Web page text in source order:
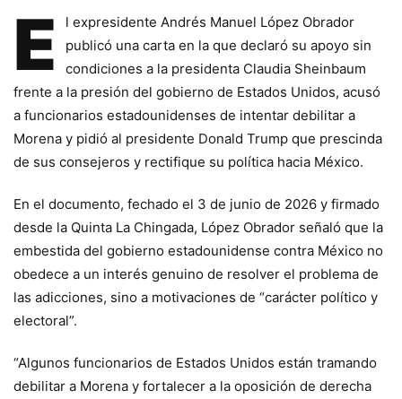
E
l expresidente Andrés Manuel López Obrador
publicó una carta en la que declaró su apoyo sin
condiciones a la presidenta Claudia Sheinbaum
frente a la presión del gobierno de Estados Unidos, acusó
a funcionarios estadounidenses de intentar debilitar a
Morena y pidió al presidente Donald Trump que prescinda
de sus consejeros y rectifique su política hacia México.
En el documento, fechado el 3 de junio de 2026 y firmado
desde la Quinta La Chingada, López Obrador señaló que la
embestida del gobierno estadounidense contra México no
obedece a un interés genuino de resolver el problema de
las adicciones, sino a motivaciones de “carácter político y
electoral”.
“Algunos funcionarios de Estados Unidos están tramando
debilitar a Morena y fortalecer a la oposición de derecha